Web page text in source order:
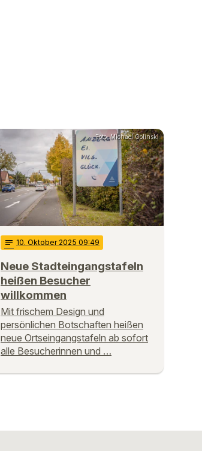
Foto: Michael Golinski
notes 10. Oktober 2025 09:49
Neue Stadteingangstafeln
heißen Besucher
willkommen
Mit frischem Design und
persönlichen Botschaften heißen
neue Ortseingangstafeln ab sofort
alle Besucherinnen und …